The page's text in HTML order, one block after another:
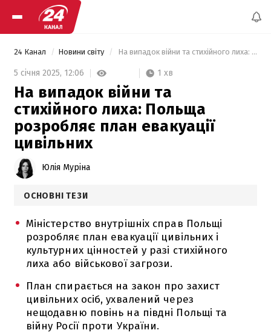
24 Канал Новини світу На випадок війни та стихійного лиха: Польща розробляє план евакуації цивільних
5 січня 2025, 12:06 1 хв
На випадок війни та
стихійного лиха: Польща
розробляє план евакуації
цивільних
Юлія Муріна
ОСНОВНІ ТЕЗИ
Міністерство внутрішніх справ Польщі
розробляє план евакуації цивільних і
культурних цінностей у разі стихійного
лиха або військової загрози.
План спирається на закон про захист
цивільних осіб, ухвалений через
нещодавню повінь на півдні Польщі та
війну Росії проти України.